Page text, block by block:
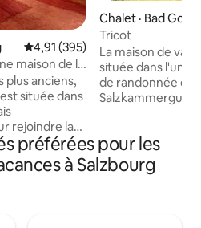
Note moyenne de 4,91 sur 5,
4,91 (395)
maison de la
plus anciens,
située dans
rejoindre la
pied. Il y a une
et d'une
Chalet · Bad
stättersee
Tricot
La maison de
située dans l'un
de randonnée du
Salzkammergut. Nous sommes situés à
immédiatement
Chez nous, vous
profiter de la
préférées pour les
à Salzbourg